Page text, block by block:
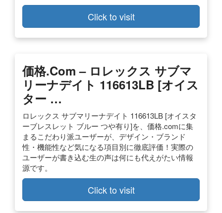
Click to visit
価格.com – ロレックス サブマ
リーナデイト 116613LB [オイス
ター …
ロレックス サブマリーナデイト 116613LB [オイスタ
ーブレスレット ブルー つや有り]を、価格.comに集
まるこだわり派ユーザーが、デザイン・ブランド
性・機能性など気になる項目別に徹底評価！実際の
ユーザーが書き込む生の声は何にも代えがたい情報
源です。
Click to visit